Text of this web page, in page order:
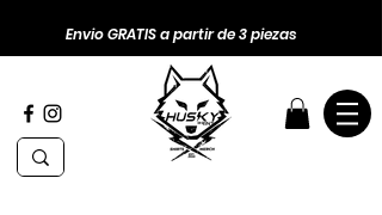
Envio GRATIS a partir de 3 piezas